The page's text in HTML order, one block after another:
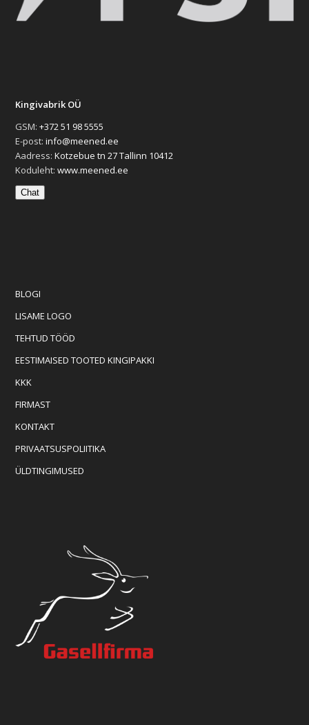
Kingivabrik OÜ
GSM:+372 51 98 5555
E-post:info@meened.ee
Aadress:Kotzebue tn 27 Tallinn 10412
Koduleht:www.meened.ee
Chat
BLOGI
LISAME LOGO
TEHTUD TÖÖD
EESTIMAISED TOOTED KINGIPAKKI
KKK
FIRMAST
KONTAKT
PRIVAATSUSPOLIITIKA
ÜLDTINGIMUSED